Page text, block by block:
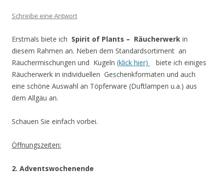
Schreibe eine Antwort
Erstmals biete ich Spirit of Plants – Räucherwerk in
diesem Rahmen an. Neben dem Standardsortiment an
Räuchermischungen und Kugeln (klick hier)
biete ich einiges
Räucherwerk in individuellen Geschenkformaten und auch
eine schöne Auswahl an Töpferware (Duftlampen u.a.) aus
dem Allgäu an.
Schauen Sie einfach vorbei.
Öffnungszeiten:
2. Adventswochenende